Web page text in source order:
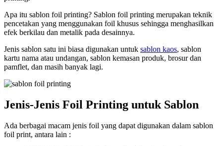
Apa itu sablon foil printing? Sablon foil printing merupakan teknik
pencetakan yang menggunakan foil khusus sehingga menghasilkan
efek berkilau dan metalik pada desainnya.
Jenis sablon satu ini biasa digunakan untuk sablon kaos, sablon
kartu nama atau undangan, sablon kemasan produk, brosur dan
pamflet, dan masih banyak lagi.
Jenis-Jenis Foil Printing untuk Sablon
Ada berbagai macam jenis foil yang dapat digunakan dalam sablon
foil print, antara lain :